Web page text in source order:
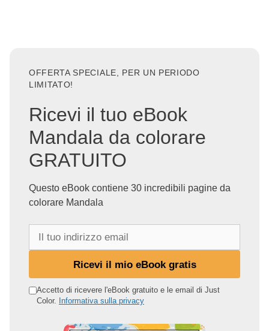
OFFERTA SPECIALE, PER UN PERIODO
LIMITATO!
Ricevi il tuo eBook
Mandala da colorare
GRATUITO
Questo eBook contiene 30 incredibili pagine da
colorare Mandala
o
Ricevi il mio eBook gratis
Accetto di ricevere l'eBook gratuito e le email di Just
Color.
Informativa sulla privacy